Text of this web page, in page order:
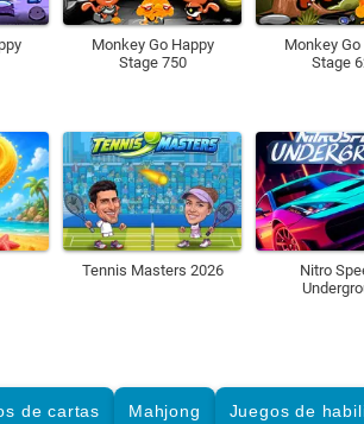
Monkey Go Happy
Stage 750
Monkey Go
Stage
Tennis Masters 2026
Nitro
de cartas Mahjong Juegos de